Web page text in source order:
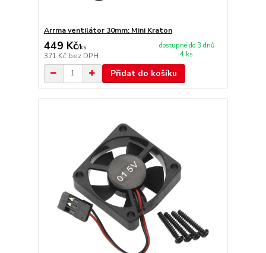
Arrma ventilátor 30mm: Mini Kraton
449 Kč/ks
371 Kč bez DPH
dostupné do 3 dnů
4 ks
Přidat do košíku